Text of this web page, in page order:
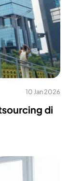
10 Jan 2026
di